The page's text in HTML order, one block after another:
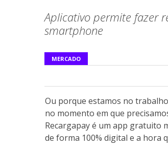
Aplicativo permite fazer
smartphone
MERCADO
Ou porque estamos no
no momento em que
Recargapay é um app gratuito
de forma 100% digital e a hora